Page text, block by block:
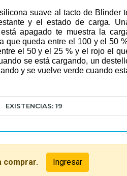
suave al tacto de Blinder
y el estado de carga.
apagado te muestra la
que queda entre el 100 y el 50
el 50 y el 25 % y el rojo el
se está cargando, un
y se vuelve verde cuando
EXISTENCIAS: 19
comprar. Ingresar